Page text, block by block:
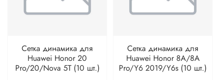
Сетка динамика для
Huawei Honor 20
Pro/20/Nova 5T (10 шт.)
Сетка динамика для
Huawei Honor 8A/8A
Pro/Y6 2019/Y6s (10 шт.)